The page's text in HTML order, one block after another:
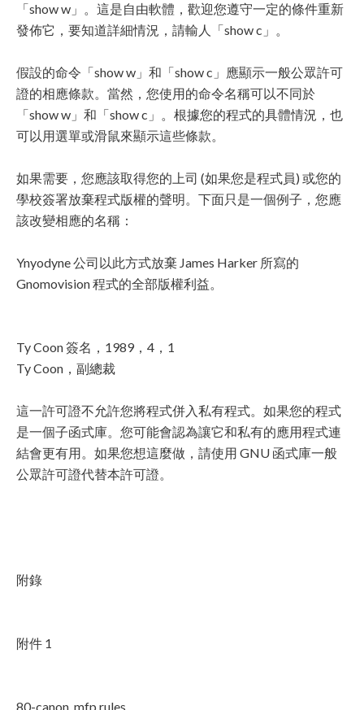
「show w」。這是自由軟體，歡迎您遵守一定的條件重新
發佈它，要知道詳細情況，請輸人「show c」。
假設的命令「show w」和「show c」應顯示一般公眾許可
證的相應條款。當然，您使用的命令名稱可以不同於
「show w」和「show c」。根據您的程式的具體情況，也
可以用選單或滑鼠來顯示這些條款。
如果需要，您應該取得您的上司 (如果您是程式員) 或您的
學校簽署放棄程式版權的聲明。下面只是一個例子，您應
該改變相應的名稱：
Ynyodyne 公司以此方式放棄 James Harker 所寫的
Gnomovision 程式的全部版權利益。
Ty Coon 簽名，1989，4，1
Ty Coon，副總裁
這一許可證不允許您將程式併入私有程式。如果您的程式
是一個子函式庫。您可能會認為讓它和私有的應用程式連
結會更有用。如果您想這麼做，請使用 GNU 函式庫一般
公眾許可證代替本許可證。
附錄
附件 1
80-canon_mfp.rules